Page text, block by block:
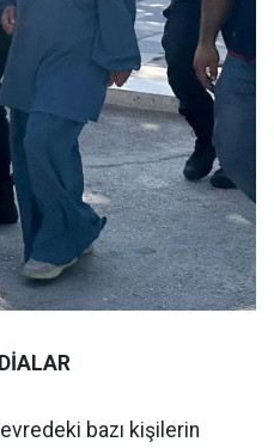
bazı kişilerin